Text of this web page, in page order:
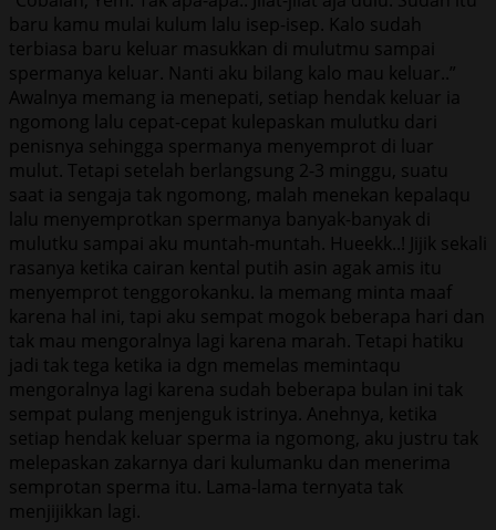
baru kamu mulai kulum lalu isep-isep. Kalo sudah
terbiasa baru keluar masukkan di mulutmu sampai
spermanya keluar. Nanti aku bilang kalo mau keluar..”
Awalnya memang ia menepati, setiap hendak keluar ia
ngomong lalu cepat-cepat kulepaskan mulutku dari
penisnya sehingga spermanya menyemprot di luar
mulut. Tetapi setelah berlangsung 2-3 minggu, suatu
saat ia sengaja tak ngomong, malah menekan kepalaqu
lalu menyemprotkan spermanya banyak-banyak di
mulutku sampai aku muntah-muntah. Hueekk..! Jijik sekali
rasanya ketika cairan kental putih asin agak amis itu
menyemprot tenggorokanku. Ia memang minta maaf
karena hal ini, tapi aku sempat mogok beberapa hari dan
tak mau mengoralnya lagi karena marah. Tetapi hatiku
jadi tak tega ketika ia dgn memelas memintaqu
mengoralnya lagi karena sudah beberapa bulan ini tak
sempat pulang menjenguk istrinya. Anehnya, ketika
setiap hendak keluar sperma ia ngomong, aku justru tak
melepaskan zakarnya dari kulumanku dan menerima
semprotan sperma itu. Lama-lama ternyata tak
menjijikkan lagi.